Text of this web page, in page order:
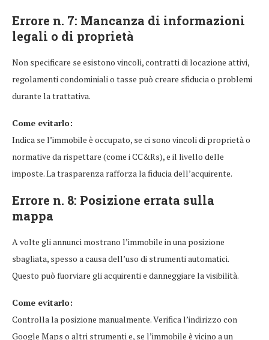
Errore n. 7: Mancanza di informazioni
legali o di proprietà
Non specificare se esistono vincoli, contratti di locazione attivi,
regolamenti condominiali o tasse può creare sfiducia o problemi
durante la trattativa.
Come evitarlo:
Indica se l’immobile è occupato, se ci sono vincoli di proprietà o
normative da rispettare (come i CC&Rs), e il livello delle
imposte. La trasparenza rafforza la fiducia dell’acquirente.
Errore n. 8: Posizione errata sulla
mappa
A volte gli annunci mostrano l’immobile in una posizione
sbagliata, spesso a causa dell’uso di strumenti automatici.
Questo può fuorviare gli acquirenti e danneggiare la visibilità.
Come evitarlo:
Controlla la posizione manualmente. Verifica l’indirizzo con
Google Maps o altri strumenti e, se l’immobile è vicino a un